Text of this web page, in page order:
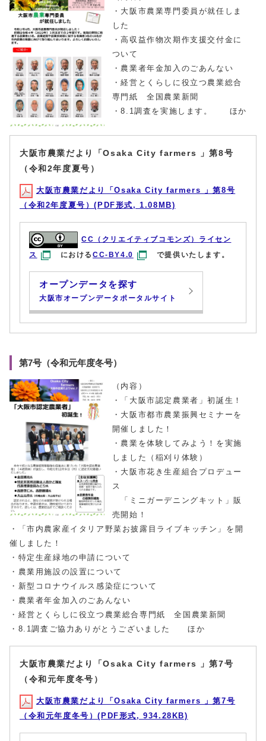
・大阪市農業専門委員が就任しま
した
・高収益作物次期作支援交付金に
ついて
・農業者年金加入のごあんない
・経営とくらしに役立つ農業総合
専門紙 全国農業新聞
・8.1調査を実施します。 ほか
大阪市農業だより「Osaka City farmers 」第8号
（令和2年度夏号）
大阪市農業だより「Osaka City farmers 」第8号
（令和2年度夏号）(PDF形式, 1.08MB)
CC（クリエイティブコモンズ）ライセン
ス
におけるCC-BY4.0 で提供いたします。
オープンデータを探す
大阪市オープンデータポータルサイト
第7号（令和元年度冬号）
（内容）
・「大阪市認定農業者」初誕生！
・大阪市都市農業振興セミナーを
開催しました！
・農業を体験してみよう！を実施
しました（稲刈り体験）
・大阪市花き生産組合プロデュー
ス
「ミニガーデニングキット」販
売開始！
・「市内農家産イタリア野菜お披露目ライブキッチン」を開
催しました！
・特定生産緑地の申請について
・農業用施設の設置について
・新型コロナウイルス感染症について
・農業者年金加入のごあんない
・経営とくらしに役立つ農業総合専門紙 全国農業新聞
・8.1調査ご協力ありがとうございました ほか
大阪市農業だより「Osaka City farmers 」第7号
（令和元年度冬号）
大阪市農業だより「Osaka City farmers 」第7号
（令和元年度冬号）(PDF形式, 934.28KB)